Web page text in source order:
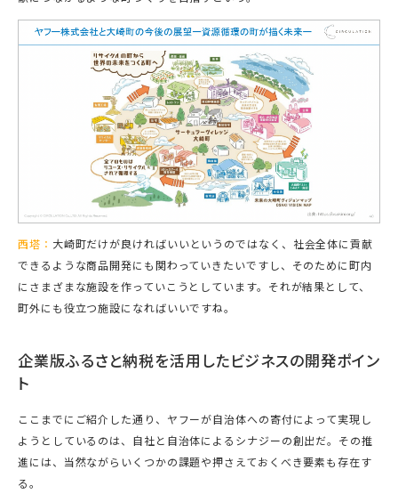
西塔： 大崎町だけが良ければいいというのではなく、社会全体に貢献
できるような商品開発にも関わっていきたいですし、そのために町内
にさまざまな施設を作っていこうとしています。それが結果として、
町外にも役立つ施設になればいいですね。
企業版ふるさと納税を活用したビジネスの開発ポイン
ト
ここまでにご紹介した通り、ヤフーが自治体への寄付によって実現し
ようとしているのは、自社と自治体によるシナジーの創出だ。その推
進には、当然ながらいくつかの課題や押さえておくべき要素も存在す
る。